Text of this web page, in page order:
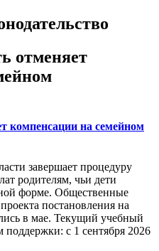
отменяет
компенсации на семейном
завершает процедуру
родителям, чьи дети
форме. Общественные
постановления на
в мае. Текущий учебный
поддержки: с 1 сентября 2026